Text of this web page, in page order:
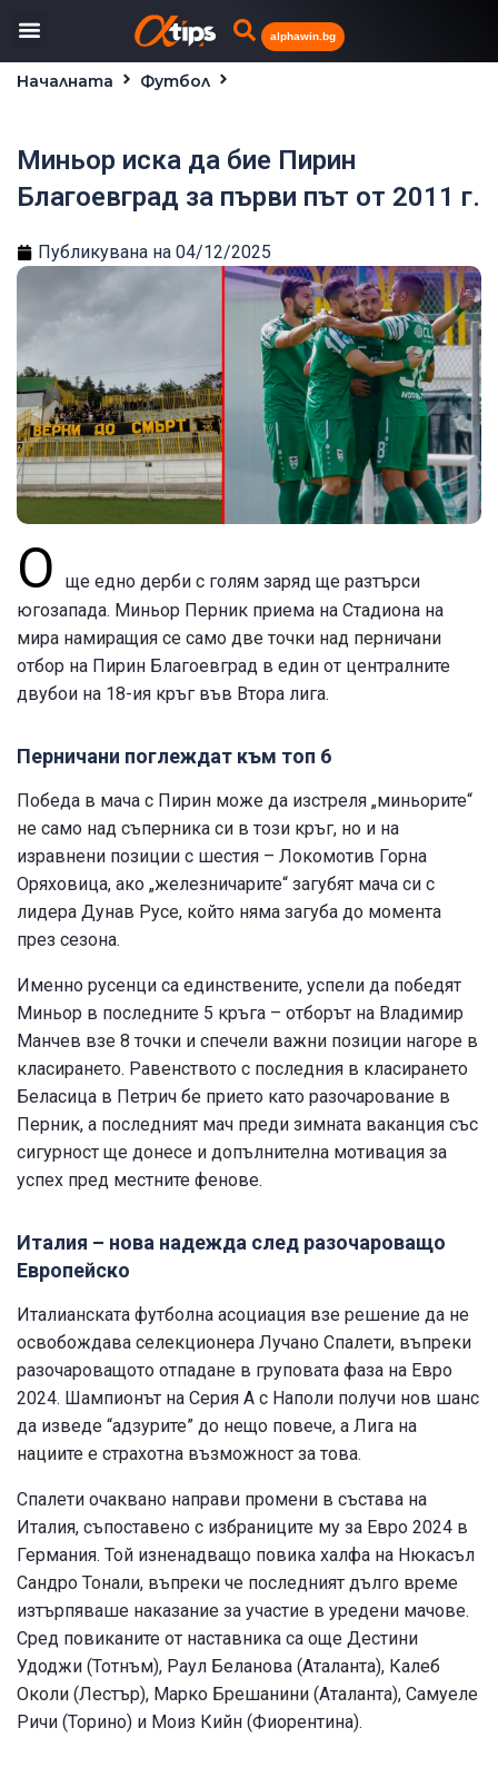
alphawin.bg
Началната
Футбол
Миньор иска да бие Пирин
Благоевград за първи път от 2011 г.
Публикувана на 04/12/2025
О
ще едно дерби с голям заряд ще разтърси
югозапада. Миньор Перник приема на Стадиона на
мира намиращия се само две точки над перничани
отбор на Пирин Благоевград в един от централните
двубои на 18-ия кръг във Втора лига.
Перничани поглеждат към топ 6
Победа в мача с Пирин може да изстреля „миньорите“
не само над съперника си в този кръг, но и на
изравнени позиции с шестия – Локомотив Горна
Оряховица, ако „железничарите“ загубят мача си с
лидера Дунав Русе, който няма загуба до момента
през сезона.
Именно русенци са единствените, успели да победят
Миньор в последните 5 кръга – отборът на Владимир
Манчев взе 8 точки и спечели важни позиции нагоре в
класирането. Равенството с последния в класирането
Беласица в Петрич бе прието като разочарование в
Перник, а последният мач преди зимната ваканция със
сигурност ще донесе и допълнителна мотивация за
успех пред местните фенове.
Италия – нова надежда след разочароващо
Европейско
Италианската футболна асоциация взе решение да не
освобождава селекционера Лучано Спалети, въпреки
разочароващото отпадане в груповата фаза на Евро
2024. Шампионът на Серия А с Наполи получи нов шанс
да изведе “адзурите” до нещо повече, а Лига на
нациите е страхотна възможност за това.
Спалети очаквано направи промени в състава на
Италия, съпоставено с избраниците му за Евро 2024 в
Германия. Той изненадващо повика халфа на Нюкасъл
Сандро Тонали, въпреки че последният дълго време
изтърпяваше наказание за участие в уредени мачове.
Сред повиканите от наставника са още Дестини
Удоджи (Тотнъм), Раул Беланова (Аталанта), Калеб
Околи (Лестър), Марко Брешанини (Аталанта), Самуеле
Ричи (Торино) и Моиз Кийн (Фиорентина).